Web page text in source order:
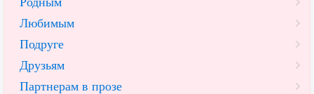
Любимым
Подруге
Друзьям
Партнерам в прозе